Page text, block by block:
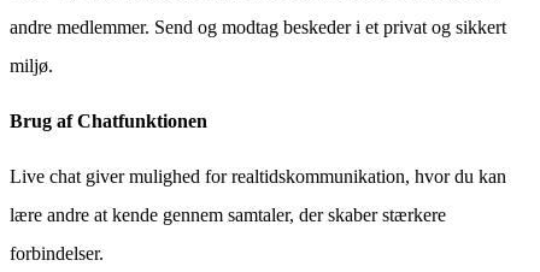
andre medlemmer. Send og modtag beskeder i et privat og sikkert
miljø.
Brug af Chatfunktionen
Live chat giver mulighed for realtidskommunikation, hvor du kan
lære andre at kende gennem samtaler, der skaber stærkere
forbindelser.